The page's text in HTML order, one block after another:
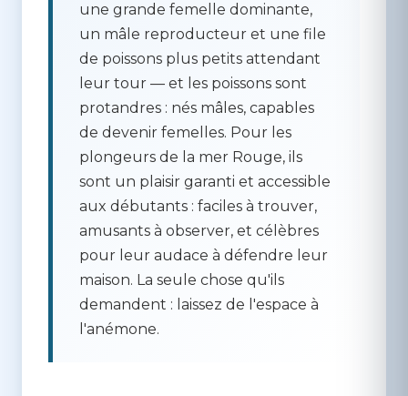
une grande femelle dominante,
un mâle reproducteur et une file
de poissons plus petits attendant
leur tour — et les poissons sont
protandres: nés mâles, capables
de devenir femelles. Pour les
plongeurs de la mer Rouge, ils
sont un plaisir garanti et accessible
aux débutants : faciles à trouver,
amusants à observer, et célèbres
pour leur audace à défendre leur
maison. La seule chose qu'ils
demandent : laissez de l'espace à
l'anémone.